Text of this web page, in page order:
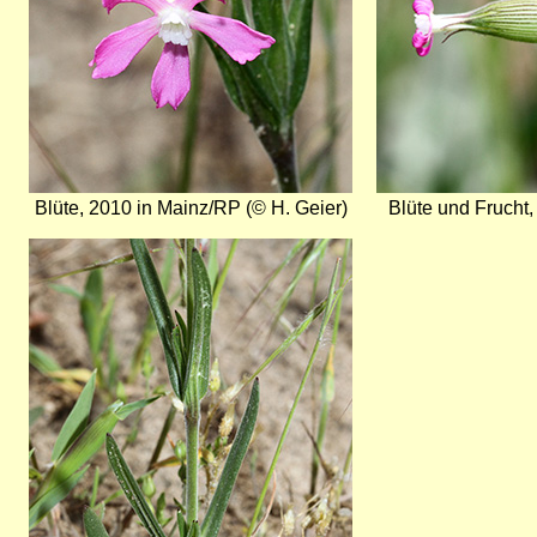
Blüte, 2010 in Mainz/RP (© H. Geier)
Blüte und
Bild